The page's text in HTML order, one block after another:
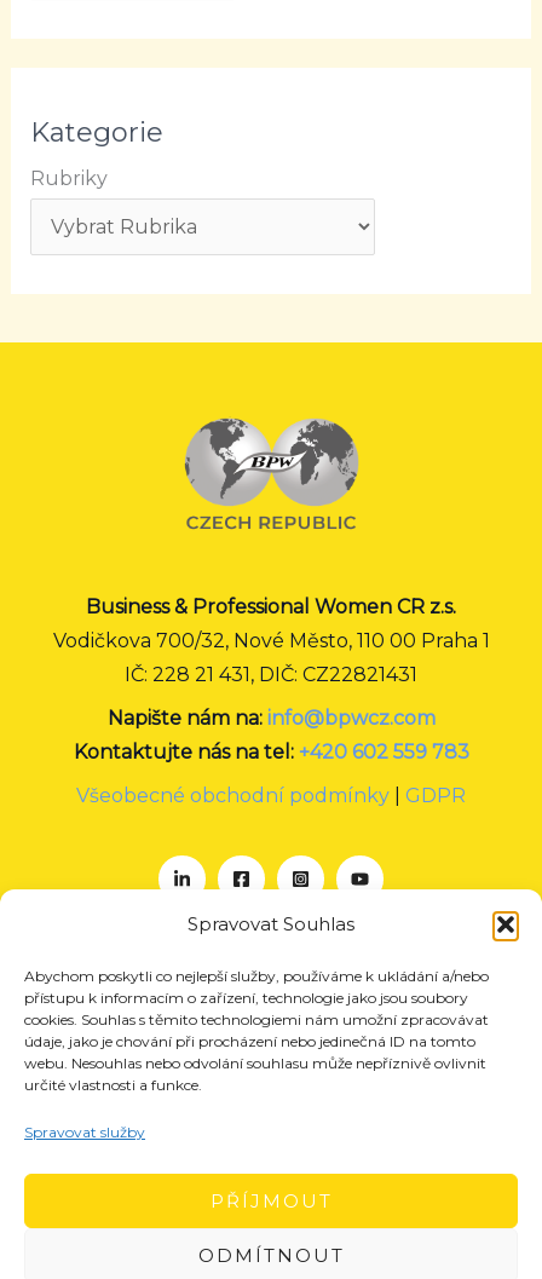
Spravovat Souhlas
Abychom poskytli co nejlepší služby, používáme k ukládání a/nebo
přístupu k informacím o zařízení, technologie jako jsou soubory
cookies. Souhlas s těmito technologiemi nám umožní zpracovávat
údaje, jako je chování při procházení nebo jedinečná ID na tomto
webu. Nesouhlas nebo odvolání souhlasu může nepříznivě ovlivnit
určité vlastnosti a funkce.
Spravovat služby
PŘÍJMOUT
ODMÍTNOUT
Kategorie
Rubriky
Business & Professional Women CR z.s.
Vodičkova 700/32, Nové Město, 110 00 Praha 1
IČ: 228 21 431, DIČ: CZ22821431
Napište nám na: info@bpwcz.com
Kontaktujte nás na tel: +420 602 559 783
Všeobecné obchodní podmínky
GDPR
O nás
Projekty
Členství
Kontakt